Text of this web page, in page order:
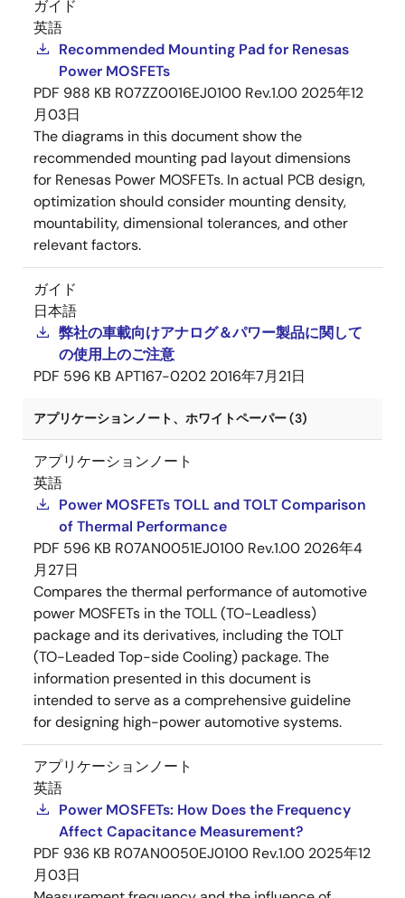
ガイド
英語
Recommended Mounting Pad for Renesas
Power MOSFETs
PDF 988 KB R07ZZ0016EJ0100 Rev.1.00 2025年12
月03日
The diagrams in this document show the
recommended mounting pad layout dimensions
for Renesas Power MOSFETs. In actual PCB design,
optimization should consider mounting density,
mountability, dimensional tolerances, and other
relevant factors.
ガイド
日本語
弊社の車載向けアナログ＆パワー製品に関して
の使用上のご注意
PDF 596 KB APT167-0202 2016年7月21日
アプリケーションノート、ホワイトペーパー (3)
アプリケーションノート
英語
Power MOSFETs TOLL and TOLT Comparison
of Thermal Performance
PDF 596 KB R07AN0051EJ0100 Rev.1.00 2026年4
月27日
Compares the thermal performance of automotive
power MOSFETs in the TOLL (TO-Leadless)
package and its derivatives, including the TOLT
(TO-Leaded Top-side Cooling) package. The
information presented in this document is
intended to serve as a comprehensive guideline
for designing high-power automotive systems.
アプリケーションノート
英語
Power MOSFETs: How Does the Frequency
Affect Capacitance Measurement?
PDF 936 KB R07AN0050EJ0100 Rev.1.00 2025年12
月03日